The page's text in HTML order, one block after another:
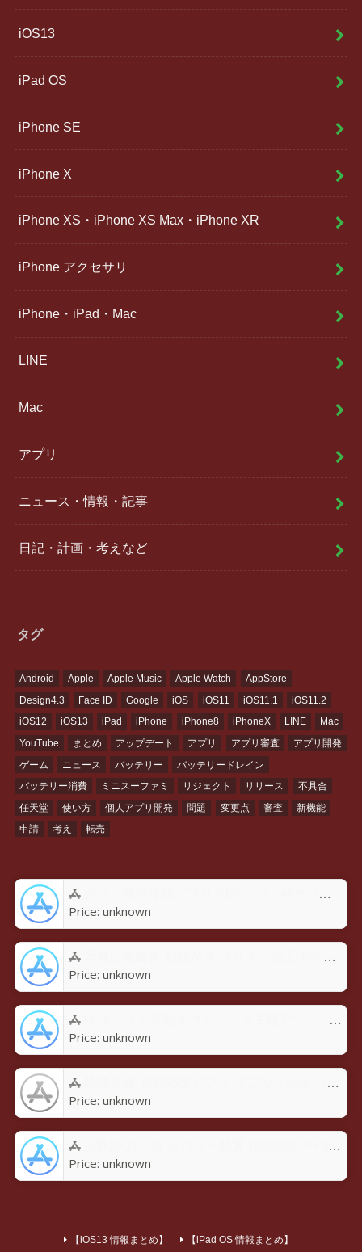
iOS13
iPad OS
iPhone SE
iPhone X
iPhone XS・iPhone XS Max・iPhone XR
iPhone アクセサリ
iPhone・iPad・Mac
LINE
Mac
アプリ
ニュース・情報・記事
日記・計画・考えなど
タグ
Android Apple Apple Music Apple Watch
AppStore
Design4.3
Face ID Google iOS iOS11 iOS11.1
iOS11.2
iOS12
iOS13 iPad iPhone iPhone8 iPhoneX LINE
Mac
YouTube
まとめ アップデート アプリ アプリ審査
アプリ開発
ゲーム
ニュース バッテリー
バッテリードレイン
バッテリー消費
ミニスーファミ リジェクト リリース
不具合
任天堂
使い方 個人アプリ開発 問題 変更点 審査
新機能
申請
考え 転売
グラフ簡単作成アプリ 円グラフ・棒グラフ・折れ線GraPhoアプリ - App Store
Price: unknown
写真に落書き お絵かき プリクラ加工-Rakugaky-アプリ - App Store
Price: unknown
MojiCon 文字数カウント・メモ帳アプリ - App Store
Price: unknown
禁煙勇者-禁煙応援アプリ-アプリ - App Store
Price: unknown
歩数計 万歩計 カロリー計算 距離測定-Pedoroアプリ - App Store
Price: unknown
【iOS13 情報まとめ】 【iPad OS 情報まとめ】